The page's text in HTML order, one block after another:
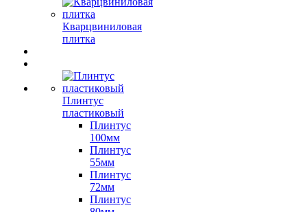
Кварцвиниловая
плитка
Плинтус
пластиковый
Плинтус
100мм
Плинтус
55мм
Плинтус
72мм
Плинтус